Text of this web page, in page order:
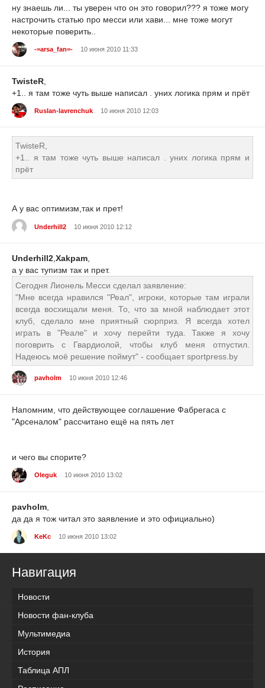
ну знаешь ли... ты уверен что он это говорил??? я тоже могу
настрочить статью про месси или хави... мне тоже могут
некоторые поверить..
-=arsa_fan=- 10 июня 2010 11:33
TwisteR
+1.. я там тоже чуть выше написал . уних логика прям и прёт
Ruslan-lavrenchuk 10 июня 2010 12:03
TwisteR,
+1.. я там тоже чуть выше написал . уних логика прям и
прёт
А у вас оптимизм,так и прет!
Underhill2 10 июня 2010 12:12
Underhill2 Xakpam
а у вас тупизм так и прет.
Сегодня Лионель Месси сделал заявление:
"Мне всегда нравился "Реал", игроки, которые там играли
всегда восхищали меня. То, что за мной наблюдает этот
клуб, сделало мне приятный сюрприз. Я всегда хотел
играть в "Реале" и хочу перейти туда. Также я хочу
поговрить с Гвардиолой, чтобы клуб меня отпустил.
Надеюсь моё решение поймут" - сообщает sportpress.by
pavholm 10 июня 2010 12:46
Напомним, что действующее соглашение Фабрегаса с
"Арсеналом" рассчитано ещё на пять лет
и чего вы спорите?
Oleguk 10 июня 2010 13:02
pavholm
да да я тож читал это заявление и это официально)
KeKc 10 июня 2010 13:02
Навигация
Новости
Новости фан-клуба
Мультимедиа
История
Таблица АПЛ